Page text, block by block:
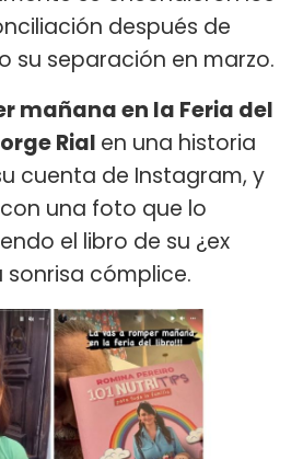
después de
su separación en marzo.
mañana en la Feria del
Rial en una historia
cuenta de Instagram, y
una foto que lo
el libro de su ¿ex
cómplice.